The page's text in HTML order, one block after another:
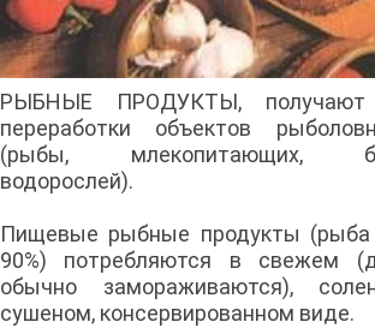
РЫБНЫЕ ПРОДУКТЫ, получают
переработки объектов
(рыбы, млекопитающих,
водорослей).
Пищевые рыбные продукты (рыба
90%) потребляются в свежем
обычно замораживаются),
сушеном, консервированном виде.